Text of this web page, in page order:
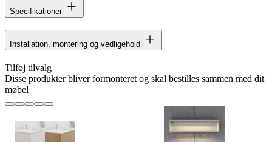
Specifikationer
Installation, montering og vedligehold
Tilføj tilvalg
Disse produkter bliver formonteret og skal bestilles sammen med dit
møbel